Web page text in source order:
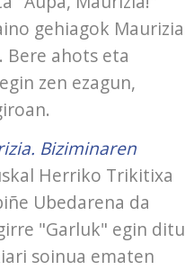
gehiagok Maurizia
ahots eta
zen ezagun,
Biziminaren
Herriko Trikitixa
Ubedarena da
"Garluk" egin ditu
soinua ematen